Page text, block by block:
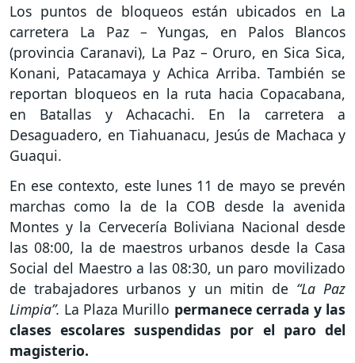
Los puntos de bloqueos están ubicados en La
carretera La Paz – Yungas, en Palos Blancos
(provincia Caranavi), La Paz – Oruro, en Sica Sica,
Konani, Patacamaya y Achica Arriba. También se
reportan bloqueos en la ruta hacia Copacabana,
en Batallas y Achacachi. En la carretera a
Desaguadero, en Tiahuanacu, Jesús de Machaca y
Guaqui.
En ese contexto, este lunes 11 de mayo se prevén
marchas como la de la COB desde la avenida
Montes y la Cervecería Boliviana Nacional desde
las 08:00, la de maestros urbanos desde la Casa
Social del Maestro a las 08:30, un paro movilizado
de trabajadores urbanos y un mitin de “La Paz
Limpia”. La Plaza Murillo permanece cerrada y las
clases escolares suspendidas por el paro del
magisterio.